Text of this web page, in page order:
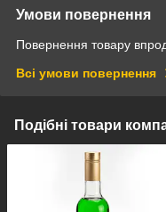
Умови повернення
Повернення товару
Всі умови повернення
Подібні товари